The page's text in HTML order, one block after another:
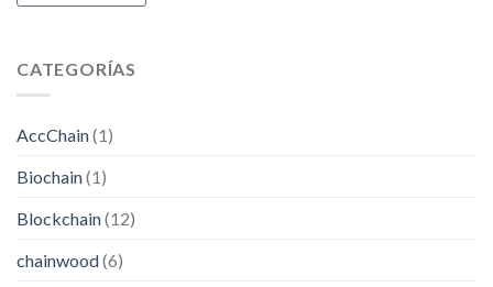
CATEGORÍAS
AccChain(1)
Biochain(1)
Blockchain(12)
chainwood(6)